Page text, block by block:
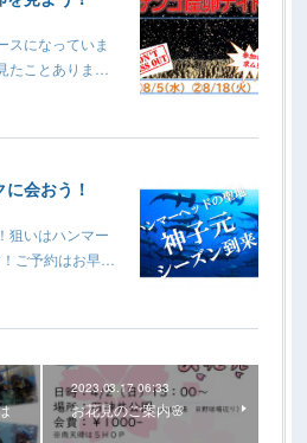
スになっていま
たことありま…
会おう！
狙いはハンマー
ご予約はお早…
2023.03.17 06:33
お花見のご案内🌸